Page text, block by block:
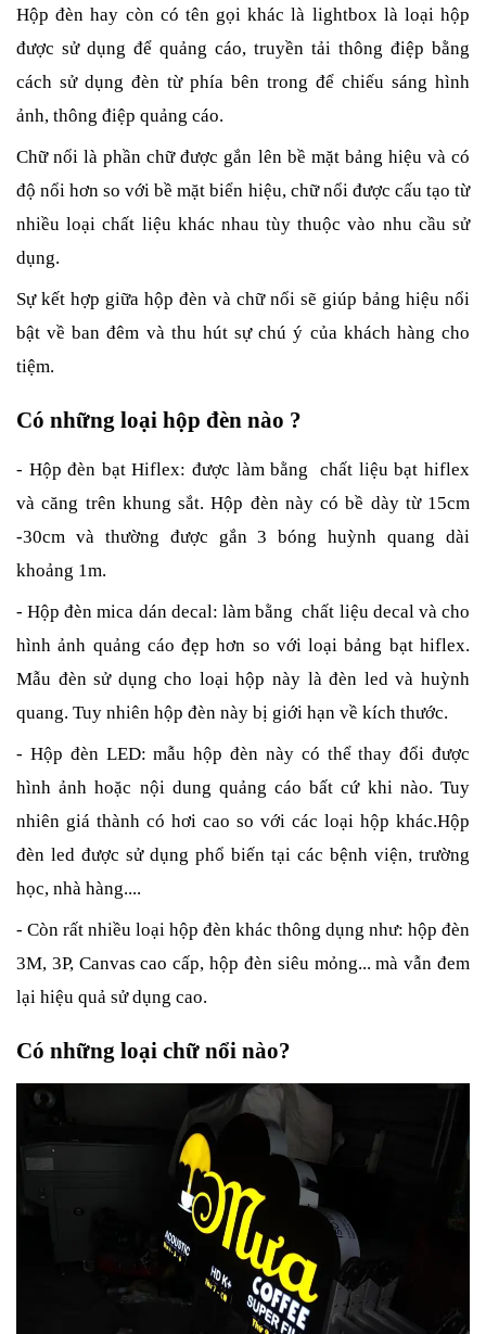
Hộp đèn hay còn có tên gọi khác là lightbox là loại hộp
được sử dụng để quảng cáo, truyền tải thông điệp bằng
cách sử dụng đèn từ phía bên trong để chiếu sáng hình
ảnh, thông điệp quảng cáo.
Chữ nổi là phần chữ được gắn lên bề mặt bảng hiệu và có
độ nổi hơn so với bề mặt biển hiệu, chữ nổi được cấu tạo từ
nhiều loại chất liệu khác nhau tùy thuộc vào nhu cầu sử
dụng.
Sự kết hợp giữa hộp đèn và chữ nổi sẽ giúp bảng hiệu nổi
bật về ban đêm và thu hút sự chú ý của khách hàng cho
tiệm.
Có những loại hộp đèn nào ?
- Hộp đèn bạt Hiflex: được làm bằng  chất liệu bạt hiflex
và căng trên khung sắt. Hộp đèn này có bề dày từ 15cm
-30cm và thường được gắn 3 bóng huỳnh quang dài
khoảng 1m.
- Hộp đèn mica dán decal: làm bằng  chất liệu decal và cho
hình ảnh quảng cáo đẹp hơn so với loại bảng bạt hiflex.
Mẫu đèn sử dụng cho loại hộp này là đèn led và huỳnh
quang. Tuy nhiên hộp đèn này bị giới hạn về kích thước.
- Hộp đèn LED: mẫu hộp đèn này có thể thay đổi được
hình ảnh hoặc nội dung quảng cáo bất cứ khi nào. Tuy
nhiên giá thành có hơi cao so với các loại hộp khác.Hộp
đèn led được sử dụng phổ biến tại các bệnh viện, trường
học, nhà hàng....
- Còn rất nhiều loại hộp đèn khác thông dụng như: hộp đèn
3M, 3P, Canvas cao cấp, hộp đèn siêu mỏng... mà vẫn đem
lại hiệu quả sử dụng cao.
Có những loại chữ nổi nào?